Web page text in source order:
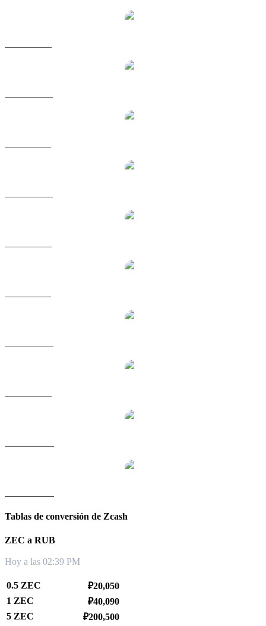
Tablas de conversión de Zcash
ZEC a RUB
Hoy a las 02:39 PM
0.5 ZEC
₽20,050
1 ZEC
₽40,090
5 ZEC
₽200,500